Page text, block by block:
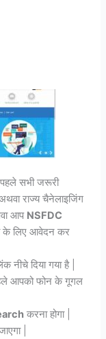
सभी जरूरी
राज्य चैनेलाइजिंग
आप NSFDC
के लिए आवेदन कर
दिया गया है |
आपको फोन के गूगल
करना होगा |
|